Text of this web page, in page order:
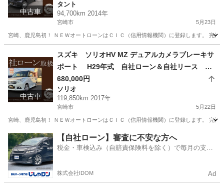
中古車
タント
94,700km 2014年
宮崎市 5月23日
宮崎、鹿児島初！ ＮＥＷオートローンはＣＩＣ（信用情報機関）に登録します
タント 大分 ローン
中古車
スズキ ソリオHV MZ デュアルカメラブレーキサ
ポート H29年式 自社ローン＆自社リース 債
務整理中の方、自己破産手続きされた方でも申込
ＯＫ！
680,000円
ソリオ
119,850km 2017年
宮崎市 5月22日
宮崎、鹿児島初！ ＮＥＷオートローンはＣＩＣ（信用情報機関）に登録します。
宮崎 宮崎市 ソリオ ローン
【自社ローン】審査に不安な方へ
税金・車検込み（自賠責保険料を除く）で毎月の支払
株式会社IDOM Ad